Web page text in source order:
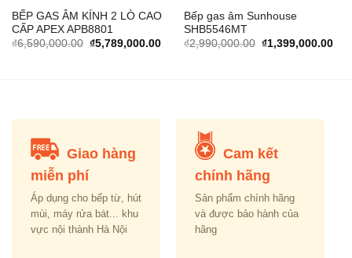
BẾP GAS ÂM KÍNH 2 LÒ CAO
CẤP APEX APB8801
₫6,590,000.00 Original
₫5,789,000.00Current
Bếp gas âm Sunhouse
SHB5546MT
₫2,990,000.00 Original
₫1,399,000.00
Giao hàng
miễn phí
Áp dụng cho bếp từ, hút
mùi, máy rửa bát... khu
vực nội thành Hà Nội
Cam kết
chính hãng
Sản phẩm chính hãng
và được bảo hành của
hãng